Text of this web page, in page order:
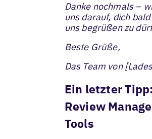
Danke nochmals –
uns darauf, dich
uns begrüßen zu
Beste Grüße,
Das Team von
Ein letzter Tipp:
Review
Tools